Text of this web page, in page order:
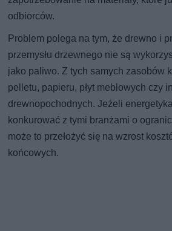
odbiorców.
Problem polega na tym, że drewno i
przemysłu drzewnego nie są
jako paliwo. Z tych samych zasobów
pelletu, papieru, płyt meblowych czy
drewnopochodnych. Jeżeli
konkurować z tymi branżami o
może to przełożyć się na wzrost
końcowych.